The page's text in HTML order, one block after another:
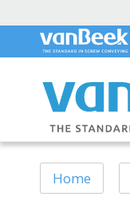
Home